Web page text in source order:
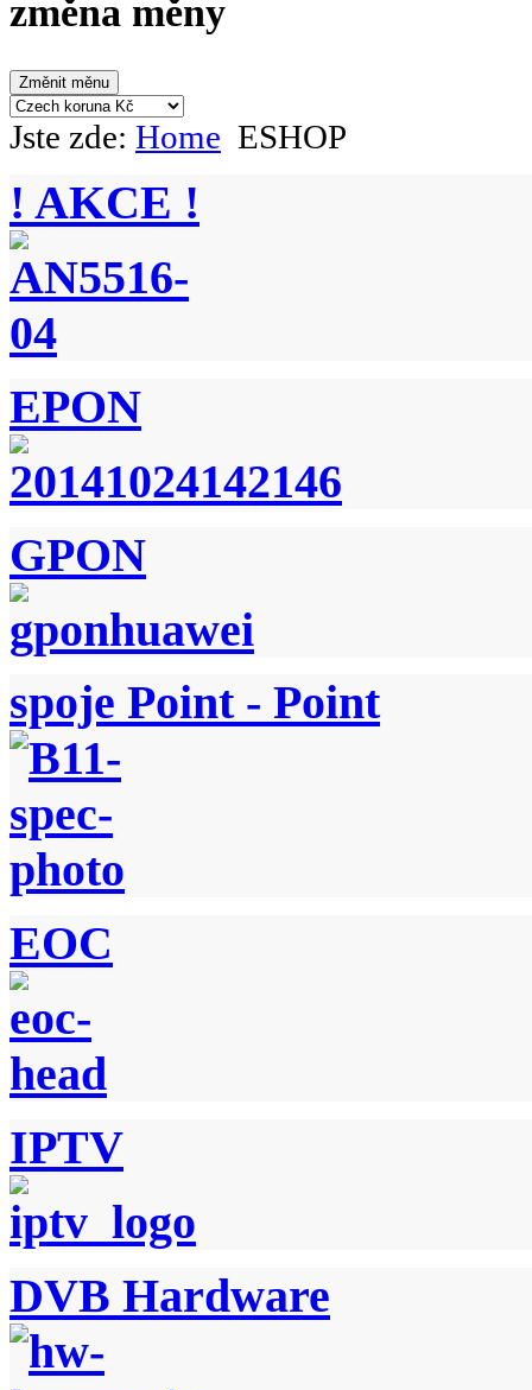
změna měny
Jste zde: Home ESHOP
! AKCE !
EPON
GPON
spoje Point - Point
EOC
IPTV
DVB Hardware